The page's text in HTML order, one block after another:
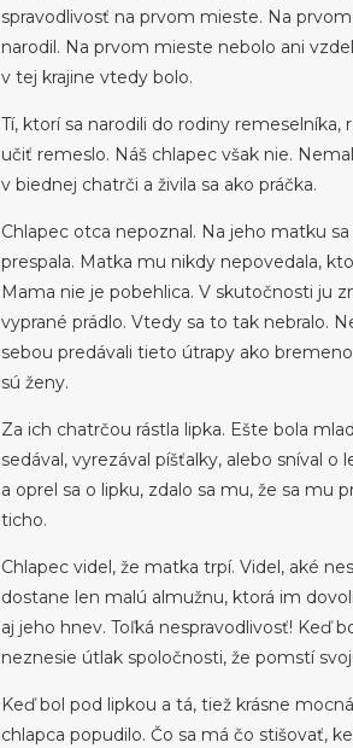
spravodlivosť na prvom mieste. Na
narodil. Na prvom mieste nebolo ani
v tej krajine vtedy bolo.
Tí, ktorí sa narodili do rodiny
učiť remeslo. Náš chlapec však nie.
v biednej chatrči a živila sa ako práčka.
Chlapec otca nepoznal. Na jeho matku
prespala. Matka mu nikdy nepovedala,
Mama nie je pobehlica. V skutočnosti ju
vyprané prádlo. Vtedy sa to tak nebralo.
sebou predávali tieto útrapy ako
sú ženy.
Za ich chatrčou rástla lipka. Ešte bola
sedával, vyrezával píšťalky, alebo sníval
a oprel sa o lipku, zdalo sa mu, že sa mu
ticho.
Chlapec videl, že matka trpí. Videl, aké
dostane len malú almužnu, ktorá im
aj jeho hnev. Toľká nespravodlivosť! Keď
neznesie útlak spoločnosti, že pomstí
Keď bol pod lipkou a tá, tiež krásne
chlapca popudilo. Čo sa má čo stišovať,